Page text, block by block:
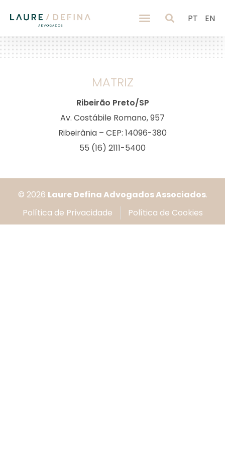
PT EN
MATRIZ
Ribeirão Preto/SP
Av. Costábile Romano, 957
Ribeirânia – CEP: 14096-380
55 (16) 2111-5400
© 2026 Laure Defina Advogados Associados.
Política de Privacidade
Política de Cookies